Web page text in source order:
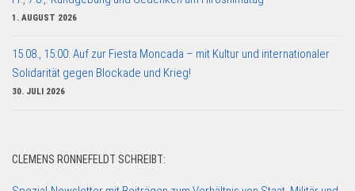
1. AUGUST 2026
15.08., 15:00: Auf zur Fiesta Moncada – mit Kultur und internationaler
Solidarität gegen Blockade und Krieg!
30. JULI 2026
CLEMENS RONNEFELDT SCHREIBT: